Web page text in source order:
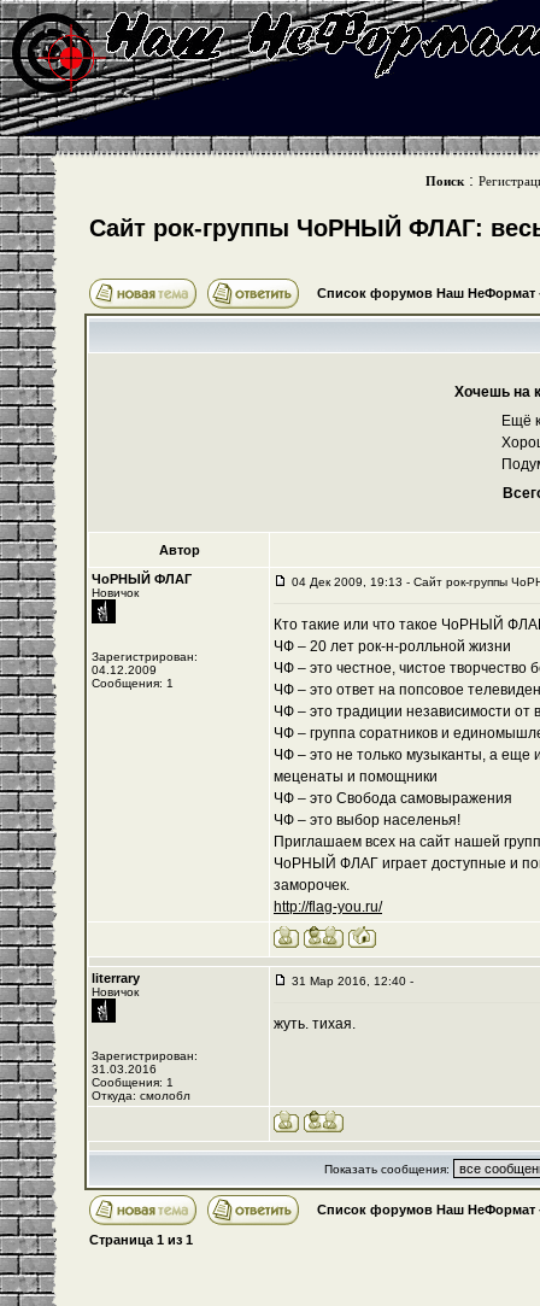
Поиск :
Cайт рок-группы ЧоРНЫЙ ФЛАГ:
Список форумов Наш НеФормат
Хочешь на
Ещё
Автор
ЧоРНЫЙ ФЛАГ
Новичок
Зарегистрирован:
04.12.2009
Сообщения: 1
04 Дек 2009, 19:13 - Cайт рок-группы
Кто такие или что такое ЧоРНЫЙ
ЧФ – 20 лет рок-н-ролльной жизни
ЧФ – это честное, чистое творчество
ЧФ – это ответ на попсовое
ЧФ – это традиции независимости
ЧФ – группа соратников и
ЧФ – это не только музыканты, а еще
меценаты и помощники
ЧФ – это Свобода самовыражения
ЧФ – это выбор населенья!
Приглашаем всех на сайт нашей
ЧоРНЫЙ ФЛАГ играет доступные и
заморочек.
http://flag-you.ru/
literrary
Новичок
Зарегистрирован:
31.03.2016
Сообщения: 1
Откуда: смолобл
31 Мар 2016, 12:40 -
жуть. тихая.
Показать сообщения:
Список форумов Наш НеФормат
Страница 1 из 1